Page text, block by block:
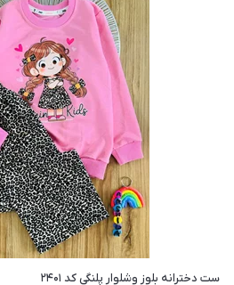
ست دخترانه بلوز وشلوار پلنگی کد ۲۴۰۱